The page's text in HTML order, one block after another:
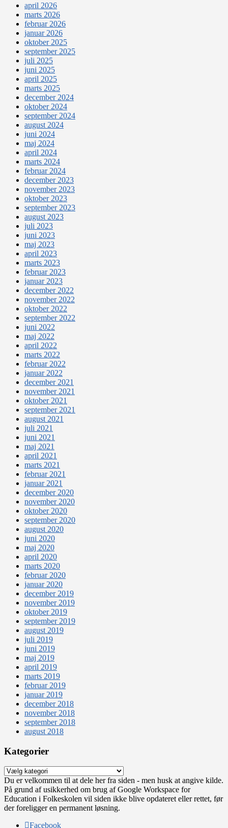
april 2026
marts 2026
februar 2026
januar 2026
oktober 2025
september 2025
juli 2025
juni 2025
april 2025
marts 2025
december 2024
oktober 2024
september 2024
august 2024
juni 2024
maj 2024
april 2024
marts 2024
februar 2024
december 2023
november 2023
oktober 2023
september 2023
august 2023
juli 2023
juni 2023
maj 2023
april 2023
marts 2023
februar 2023
januar 2023
december 2022
november 2022
oktober 2022
september 2022
juni 2022
maj 2022
april 2022
marts 2022
februar 2022
januar 2022
december 2021
november 2021
oktober 2021
september 2021
august 2021
juli 2021
juni 2021
maj 2021
april 2021
marts 2021
februar 2021
januar 2021
december 2020
november 2020
oktober 2020
september 2020
august 2020
juni 2020
maj 2020
april 2020
marts 2020
februar 2020
januar 2020
december 2019
november 2019
oktober 2019
september 2019
august 2019
juli 2019
juni 2019
maj 2019
april 2019
marts 2019
februar 2019
januar 2019
december 2018
november 2018
september 2018
august 2018
Kategorier
Kategorier
Du er velkommen til at dele her fra siden - men husk at angive kilde.
På grund af usikkerhed om brug af Google Workspace for
Education i Folkeskolen vil siden ikke blive opdateret eller rettet, før
der foreligger en permanent løsning.
Facebook